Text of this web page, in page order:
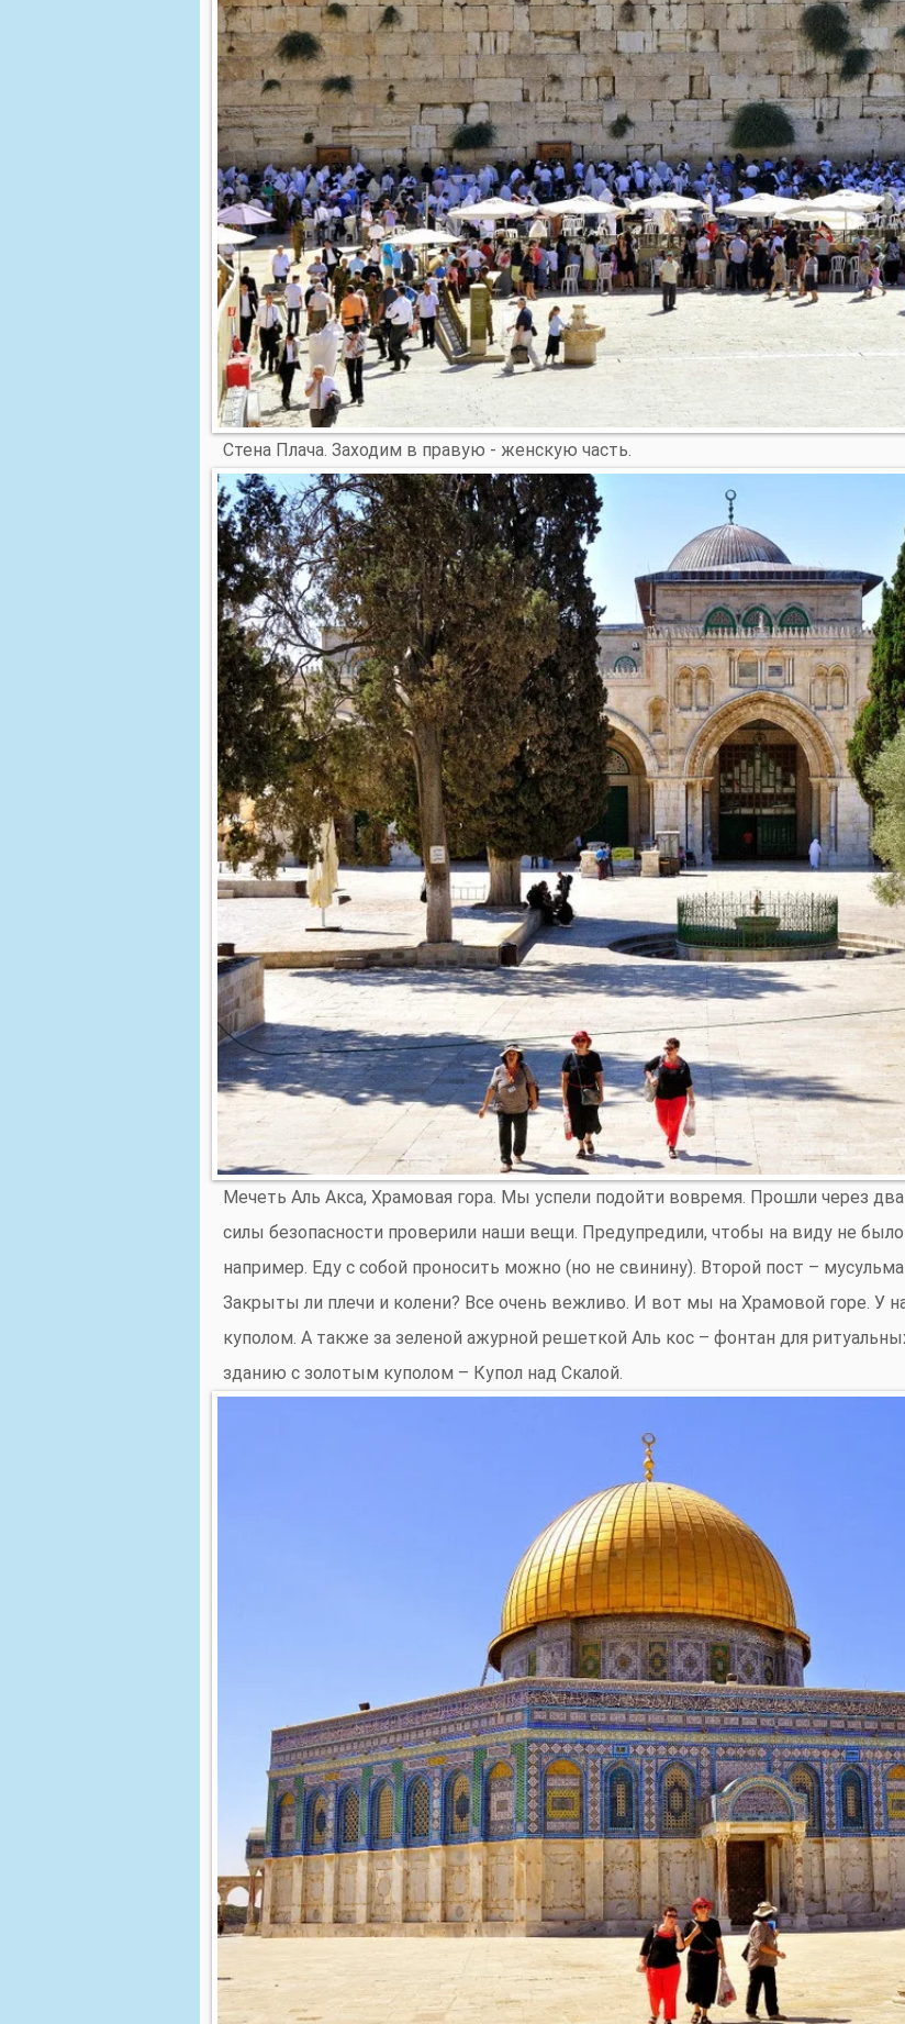
Стена Плача. Заходим в правую - женскую часть.
Мечеть Аль Акса, Храмовая гора. Мы успели подойти вовремя. Прошли через два
силы безопасности проверили наши вещи. Предупредили, чтобы на виду не
например. Еду с собой проносить можно (но не свинину). Второй пост –
Закрыты ли плечи и колени? Все очень вежливо. И вот мы на Храмовой горе. У
куполом. А также за зеленой ажурной решеткой Аль кос – фонтан для
зданию с золотым куполом – Купол над Скалой.